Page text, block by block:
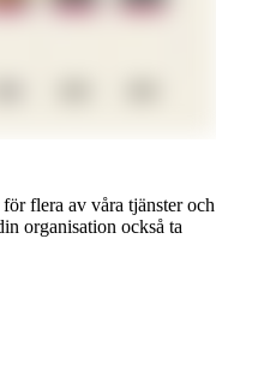
flera av våra tjänster och
organisation också ta